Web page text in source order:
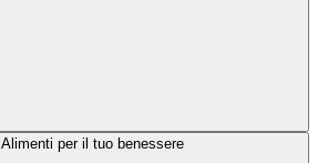
Alimenti per il tuo benessere